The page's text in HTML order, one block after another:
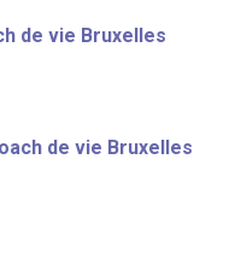
de vie Bruxelles
de vie Bruxelles